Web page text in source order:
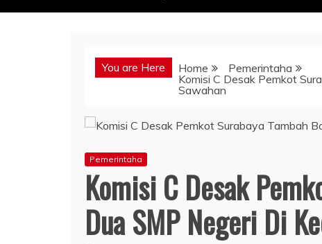
You are Here Home
Pemerintaha
Komisi C Desak Pemkot
Sawahan
Pemerintaha
Komisi C Desak
Dua SMP Negeri Di